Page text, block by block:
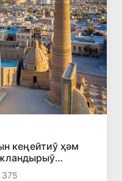
кеңейтиў ҳәм
375